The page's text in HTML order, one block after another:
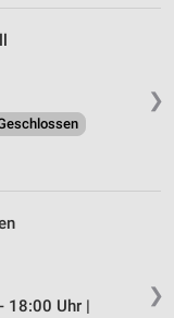
❯
❯
18:00 Uhr |